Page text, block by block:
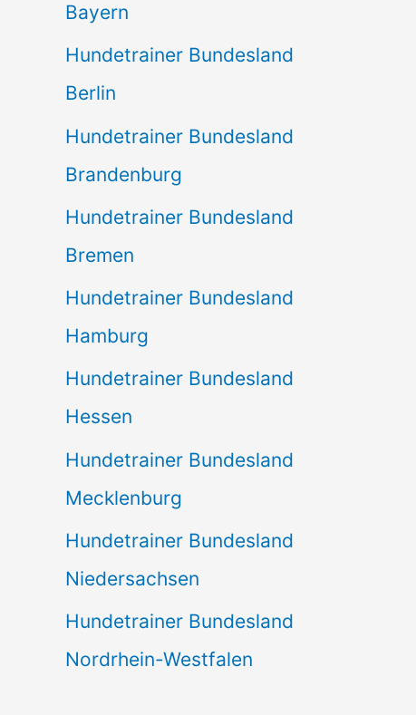
Bayern
Hundetrainer Bundesland
Berlin
Hundetrainer Bundesland
Brandenburg
Hundetrainer Bundesland
Bremen
Hundetrainer Bundesland
Hamburg
Hundetrainer Bundesland
Hessen
Hundetrainer Bundesland
Mecklenburg
Hundetrainer Bundesland
Niedersachsen
Hundetrainer Bundesland
Nordrhein-Westfalen